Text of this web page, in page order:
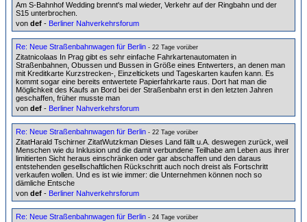
Am S-Bahnhof Wedding brennt's mal wieder, Verkehr auf der Ringbahn und der
S15 unterbrochen.
von def - Berliner Nahverkehrsforum
Re: Neue Straßenbahnwagen für Berlin - 22 Tage vorüber
Zitatnicolaas In Prag gibt es sehr einfache Fahrkartenautomaten in
Straßenbahnen, Obussen und Bussen in Größe eines Entwerters, an denen man
mit Kreditkarte Kurzstrecken-, Einzeltickets und Tageskarten kaufen kann. Es
kommt sogar eine bereits entwertete Papierfahrkarte raus. Dort hat man die
Möglichkeit des Kaufs an Bord bei der Straßenbahn erst in den letzten Jahren
geschaffen, früher musste man
von def - Berliner Nahverkehrsforum
Re: Neue Straßenbahnwagen für Berlin - 22 Tage vorüber
ZitatHarald Tschirner ZitatWutzkman Dieses Land fällt u.A. deswegen zurück, weil
Menschen wie du Inklusion und die damit verbundene Teilhabe am Leben aus ihrer
limitierten Sicht heraus einschränken oder gar abschaffen und den daraus
entstehenden gesellschaftlichen Rückschritt auch noch dreist als Fortschritt
verkaufen wollen. Und es ist wie immer: die Unternehmen können noch so
dämliche Entsche
von def - Berliner Nahverkehrsforum
Re: Neue Straßenbahnwagen für Berlin - 24 Tage vorüber